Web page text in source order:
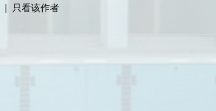
| 只看该作者